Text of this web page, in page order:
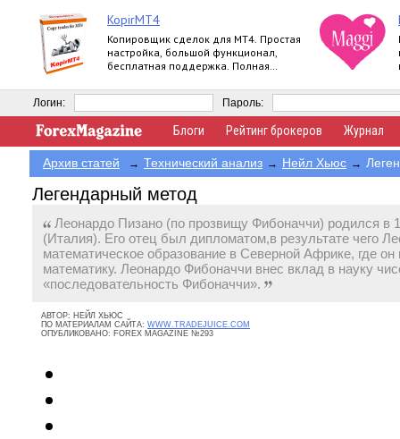
KopirMT4
Копировщик сделок для МТ4. Простая
настройка, большой функционал,
бесплатная поддержка. Полная
Логин: Пароль:
Блоги Рейтинг брокеров Журнал
Архив статей → Технический анализ → Нейл Хьюс →
Легендарный метод
Леонардо Пизано (по прозвищу Фибоначчи) родился в
(Италия). Его отец был дипломатом,в результате чего
математическое образование в Северной Африке, где он
математику. Леонардо Фибоначчи внес вклад в науку
«последовательность Фибоначчи».
АВТОР: НЕЙЛ ХЬЮС
ПО МАТЕРИАЛАМ САЙТА: WWW.TRADEJUICE.COM
ОПУБЛИКОВАНО: FOREX MAGAZINE №293